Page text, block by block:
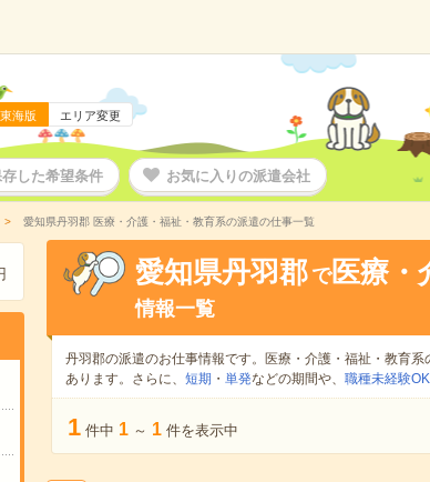
東海版 エリア変更
した希望条件 お気に入りの派遣会社
愛知県丹羽郡 医療・介護・福祉・教育系の派遣の仕事一覧
愛知県丹羽郡 で医療・
情報一覧
丹羽郡の派遣のお仕事情報です。医療・介護・福祉・教育系
あります。さらに、 短期 ・ 単発などの期間や、 職種未経験OK
1 件中 1 ～ 1 件を表示中